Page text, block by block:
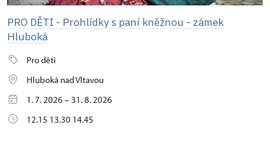
PRO DĚTI - Prohlídky s paní kněžnou - zámek
Hluboká
Pro děti
Hluboká nad Vltavou
1. 7. 2026 – 31. 8. 2026
12.15 13.30 14.45